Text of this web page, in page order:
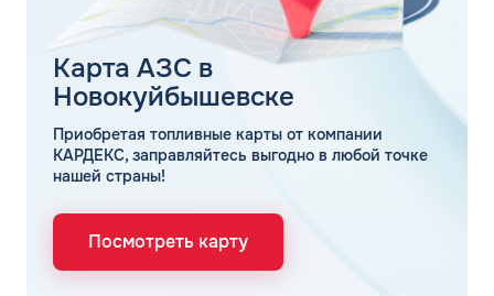
Карта АЗС в
Новокуйбышевске
Приобретая топливные карты от компании
КАРДЕКС, заправляйтесь выгодно в любой точке
нашей страны!
Посмотреть карту